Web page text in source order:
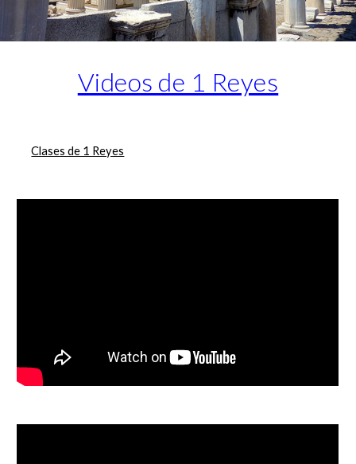
Videos de 1 Reyes
Clases de 1 Reyes